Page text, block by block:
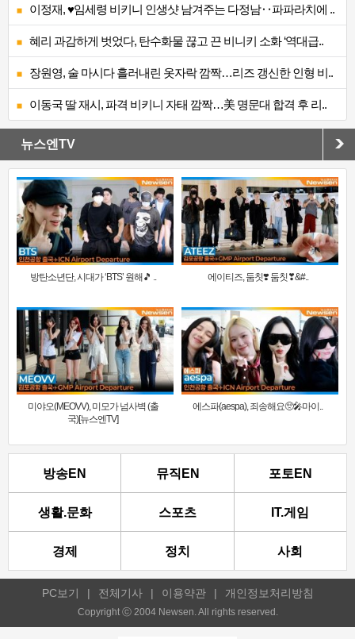
이정재, ♥임세령 비키니 인생샷 남겨주는 다정남‥파파라치에 ..
혜리 과감하게 벗었다, 탄수화물 끊고 끈 비니키 소화 ‘역대급..
장원영, 술 마시다 흘러내린 옷자락 깜짝…리즈 갱신한 인형 비..
이동국 딸 재시, 파격 비키니 자태 깜짝…美 명문대 합격 후 리..
뉴스엔TV
방탄소년단, 시대가 ‘BTS’ 원해🎵 .. 에이티즈, 둠칫❣️ 둠칫❣&#..
미야오(MEOVV), 미모가 넘사벽 (출
국)[뉴스엔TV]
에스파(aespa), 죄송해요🥺🎤마이..
방송EN 뮤직EN 포토EN
생활.문화 스포츠 IT.게임
경제 정치 사회
PC보기 | 전체기사 | 이용약관 | 개인정보처리방침
Copyright ⓒ 2004 Newsen. All rights reserved.